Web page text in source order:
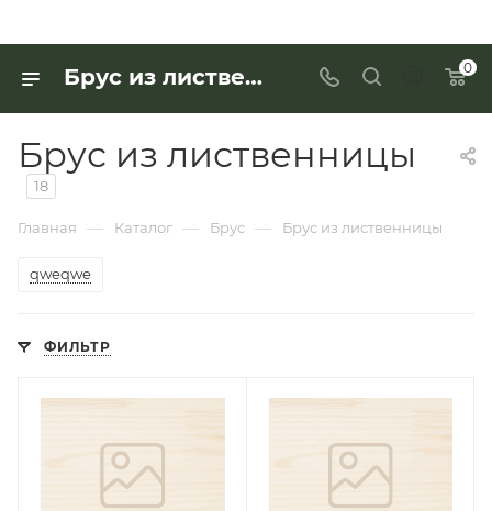
Брус из лиственницы по выгодной цене - купить в «Интерьер Дом» 0
Брус из лиственницы
18
Главная — Каталог — Брус — Брус из лиственницы
qweqwe
ФИЛЬТР